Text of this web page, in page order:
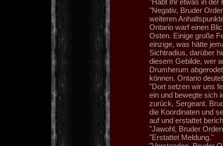
"Habt Ihr etwas in der
"Negativ, Bruder
weiteren
Ontario warf einen
Osten. Einige große
einzige, was hätte
Sichtradius, darüber
diesem Gebilde, wer
Drumherum
können. Ontario
"Dort setzen wir uns
ein und bewegte sich
zurück, Sergeant.
die Koordinaten und
auf und erstattet
"Jawohl, Bruder
"Erstattet Meldung."